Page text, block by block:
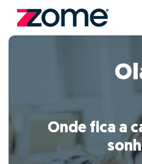
Onde fica a